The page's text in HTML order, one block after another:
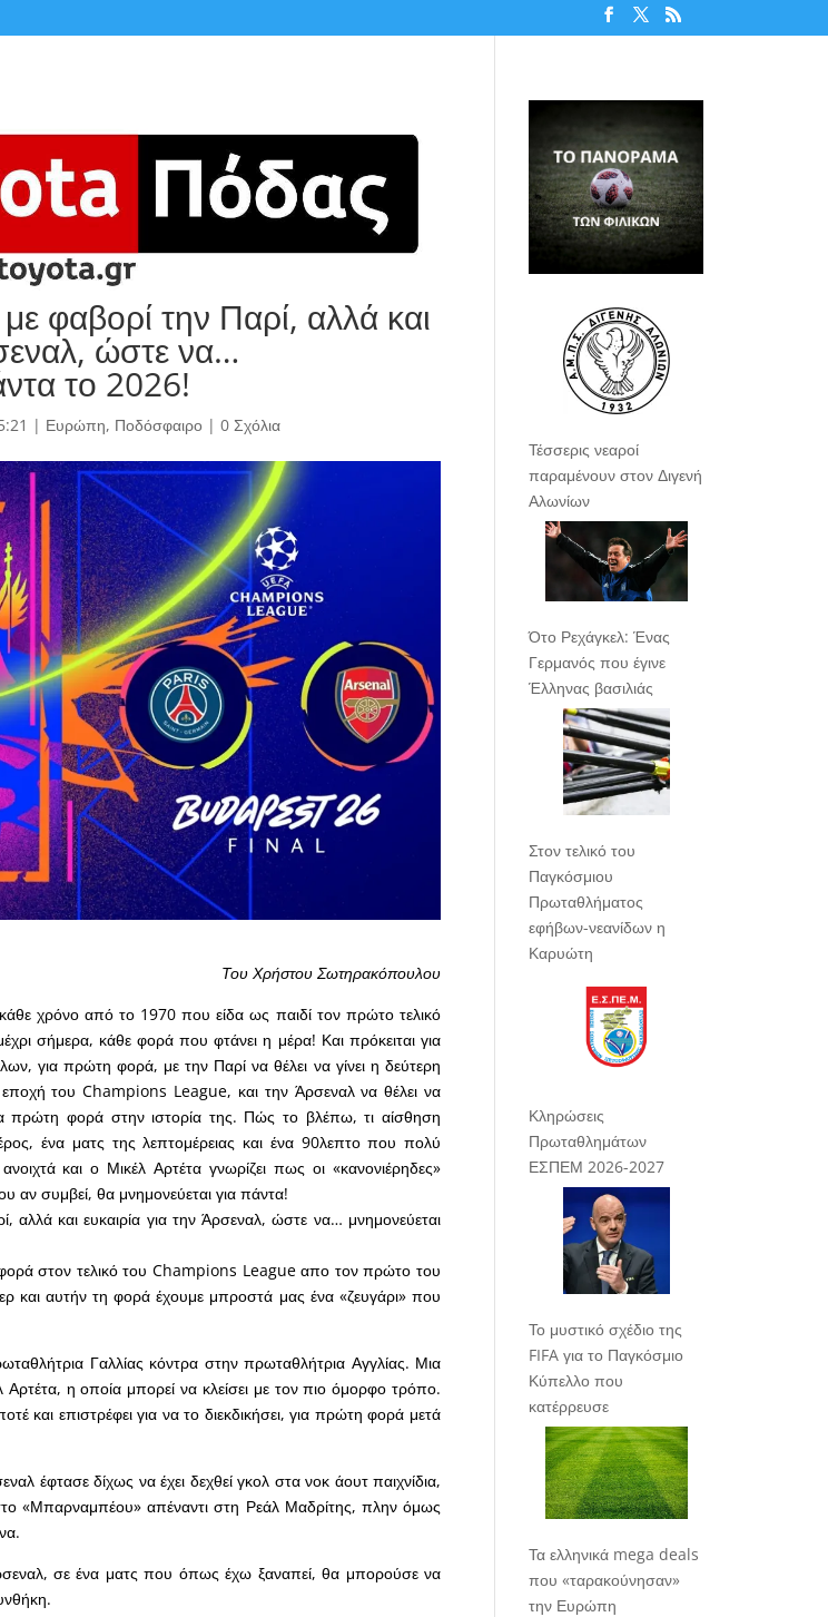
φαβορί την Παρί, αλλά και
ώστε να…
το 2026!
| Ευρώπη, Ποδόσφαιρο| 0 Σχόλια
Του Χρήστου Σωτηρακόπουλου
χρόνο από το 1970 που είδα ως παιδί τον πρώτο τελικό
σήμερα, κάθε φορά που φτάνει η μέρα! Και πρόκειται για
για πρώτη φορά, με την Παρί να θέλει να γίνει η δεύτερη
του Champions League, και την Άρσεναλ να θέλει να
πρώτη φορά στην ιστορία της. Πώς το βλέπω, τι αίσθηση
ένα ματς της λεπτομέρειας και ένα 90λεπτο που πολύ
και ο Μικέλ Αρτέτα γνωρίζει πως οι «κανονιέρηδες»
αν συμβεί, θα μνημονεύεται για πάντα!
στον τελικό του Champions League απο τον πρώτο του
αυτήν τη φορά έχουμε μπροστά μας ένα «ζευγάρι» που
Γαλλίας κόντρα στην πρωταθλήτρια Αγγλίας. Μια
Αρτέτα, η οποία μπορεί να κλείσει με τον πιο όμορφο τρόπο.
και επιστρέφει για να το διεκδικήσει, για πρώτη φορά μετά
έφτασε δίχως να έχει δεχθεί γκολ στα νοκ άουτ παιχνίδια,
«Μπαρναμπέου» απέναντι στη Ρεάλ Μαδρίτης, πλην όμως
σε ένα ματς που όπως έχω ξαναπεί, θα μπορούσε να
Τέσσερις νεαροί
παραμένουν στον Διγενή
Αλωνίων
Ότο Ρεχάγκελ: Ένας
Γερμανός που έγινε
Έλληνας βασιλιάς
Στον τελικό του
Παγκόσμιου
Πρωταθλήματος
εφήβων-νεανίδων η
Καρυώτη
Κληρώσεις
Πρωταθλημάτων
ΕΣΠΕΜ 2026-2027
Το μυστικό σχέδιο της
FIFA για το Παγκόσμιο
Κύπελλο που
κατέρρευσε
Τα ελληνικά mega deals
που «ταρακούνησαν»
την Ευρώπη